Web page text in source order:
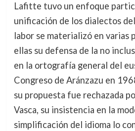
Lafitte tuvo un enfoque
unificación de los dialectos
labor se materializó en varias
ellas su defensa de la no
en la ortografía general del
Congreso de Aránzazu en
su propuesta fue rechazada
Vasca, su insistencia en la
simplificación del idioma lo